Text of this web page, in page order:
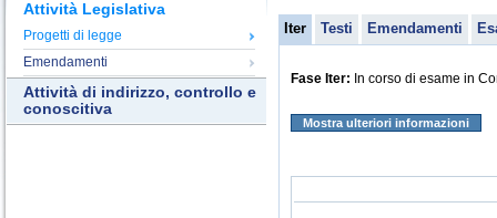
Attività Legislativa
Progetti di legge
Emendamenti
Attività di indirizzo, controllo e
conoscitiva
Iter Testi Emendamenti
Fase Iter: In corso di esame in
Mostra ulteriori informazioni